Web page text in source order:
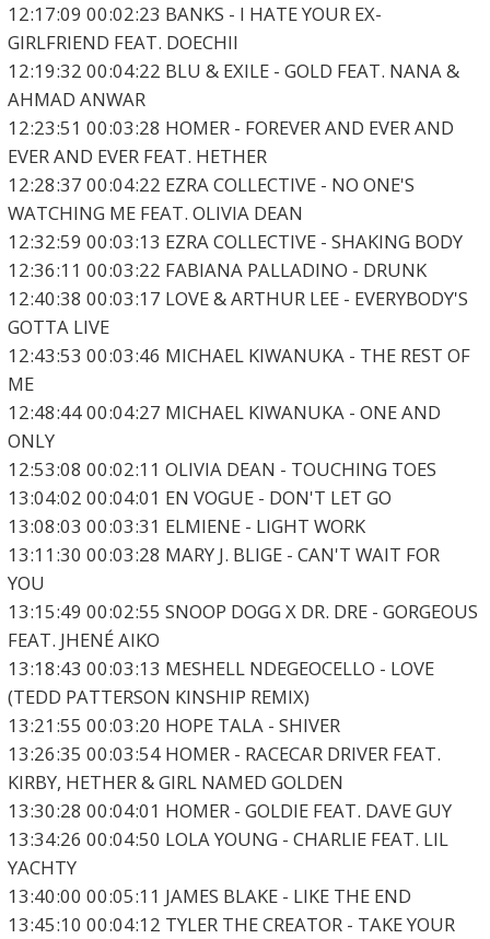
12:17:09 00:02:23 BANKS - I HATE YOUR EX-
GIRLFRIEND FEAT. DOECHII
12:19:32 00:04:22 BLU & EXILE - GOLD FEAT. NANA &
AHMAD ANWAR
12:23:51 00:03:28 HOMER - FOREVER AND EVER AND
EVER AND EVER FEAT. HETHER
12:28:37 00:04:22 EZRA COLLECTIVE - NO ONE'S
WATCHING ME FEAT. OLIVIA DEAN
12:32:59 00:03:13 EZRA COLLECTIVE - SHAKING BODY
12:36:11 00:03:22 FABIANA PALLADINO - DRUNK
12:40:38 00:03:17 LOVE & ARTHUR LEE - EVERYBODY'S
GOTTA LIVE
12:43:53 00:03:46 MICHAEL KIWANUKA - THE REST OF
ME
12:48:44 00:04:27 MICHAEL KIWANUKA - ONE AND
ONLY
12:53:08 00:02:11 OLIVIA DEAN - TOUCHING TOES
13:04:02 00:04:01 EN VOGUE - DON'T LET GO
13:08:03 00:03:31 ELMIENE - LIGHT WORK
13:11:30 00:03:28 MARY J. BLIGE - CAN'T WAIT FOR
YOU
13:15:49 00:02:55 SNOOP DOGG X DR. DRE - GORGEOUS
FEAT. JHENÉ AIKO
13:18:43 00:03:13 MESHELL NDEGEOCELLO - LOVE
(TEDD PATTERSON KINSHIP REMIX)
13:21:55 00:03:20 HOPE TALA - SHIVER
13:26:35 00:03:54 HOMER - RACECAR DRIVER FEAT.
KIRBY, HETHER & GIRL NAMED GOLDEN
13:30:28 00:04:01 HOMER - GOLDIE FEAT. DAVE GUY
13:34:26 00:04:50 LOLA YOUNG - CHARLIE FEAT. LIL
YACHTY
13:40:00 00:05:11 JAMES BLAKE - LIKE THE END
13:45:10 00:04:12 TYLER THE CREATOR - TAKE YOUR